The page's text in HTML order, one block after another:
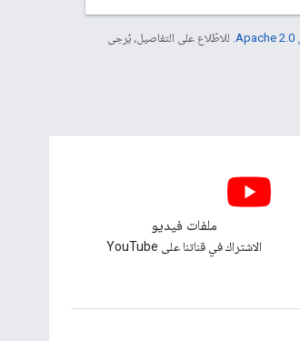
. للاطّلاع على التفاصيل، يُرجى
ملفات فيديو
الاشتراك في قناتنا على YouTube